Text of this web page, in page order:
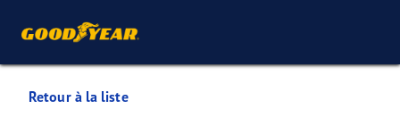
Retour à la liste